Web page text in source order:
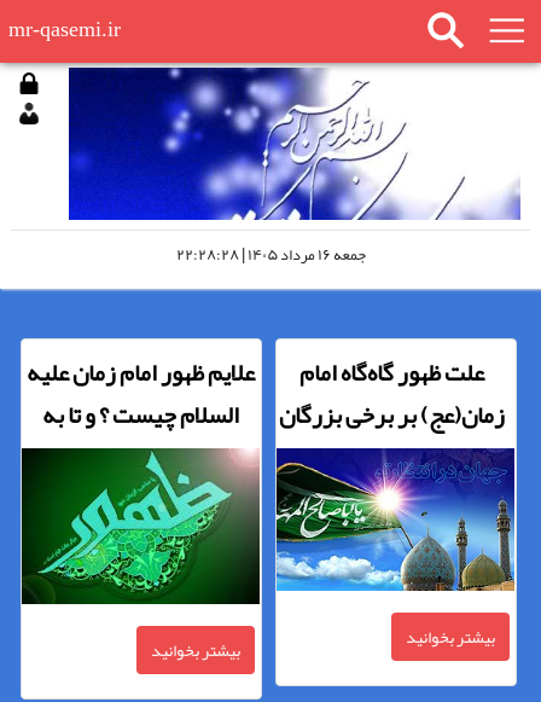
mr-qasemi.ir
جمعه ۱۶ مرداد ۱۴۰۵ | ۲۲:۲۸:۲۸
علت ظهور گاه‌گاه امام
زمان(عج) بر برخی بزرگان
بیشتر بخوانید
علایم ظهور امام زمان علیه
السلام چیست ؟ و تا به
حال چه علایمی مشخص
شده است ؟
بیشتر بخوانید